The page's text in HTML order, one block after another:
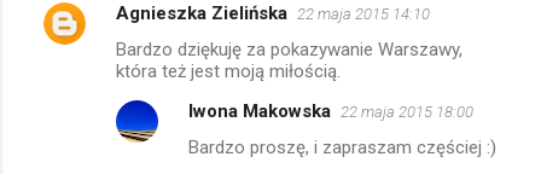
K
Agnieszka Zielińska 22 maja 2015 14:10
Bardzo dziękuję za pokazywanie Warszawy,
która też jest moją miłością.
Iwona Makowska 22 maja 2015 18:00
Bardzo proszę, i zapraszam częściej :)